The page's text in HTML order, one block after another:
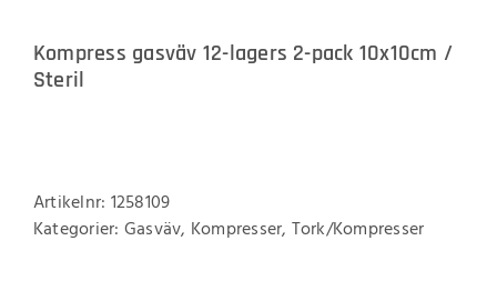
Kompress gasväv 12-lagers 2-pack 10x10cm /
Steril
Artikelnr: 1258109
Kategorier: Gasväv, Kompresser, Tork/Kompresser